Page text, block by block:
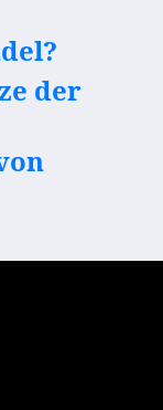
der